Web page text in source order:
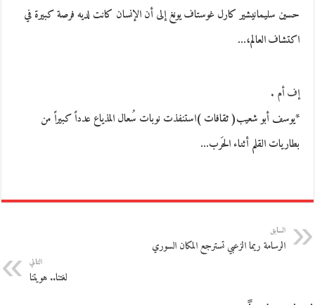
حسين سليمانيشير كارل غوستاف يونغ إلى أن الإنسان كانت لديه فرصة كبيرة في
اكتشاف العالم،…
إف أم .
*يوسف أبو شعيب( ثقافات )استنفذت نوبات سُعال المذياع عدداً كبيراً من
بطاريات القلم أثناء الحَرب…
السابق
الرسامة ريما الزعبي تسترجع المكان السوري
التالي
لغتنا.. هويتنا